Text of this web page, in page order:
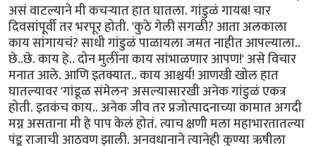
असं वाटल्याने मी कचऱ्यात हात घातला. गांडुळं गायब! चार
दिवसांपूर्वी तर भरपूर होती. 'कुठे गेली सगळी? आता अलकाला
काय सांगायचं? साधी गांडुळं पाळायला जमत नाहीत आपल्याला..
छे..छे. काय हे.. दोन मुलींना काय सांभाळणार आपण!' असे विचार
मनात आले. आणि इतक्यात.. काय आश्चर्य! आणखी खोल हात
घातल्यावर 'गांडूळ संमेलन' असल्यासारखी अनेक गांडुळं एकत्र
होती. इतकंच काय.. अनेक जीव तर प्रजोत्पादनाच्या कामात अगदी
मग्न असताना मी हे पाप केलं होतं. त्याच क्षणी मला महाभारतातल्या
पंडू राजाची आठवण झाली. अनवधानाने त्यानेही कुण्या ऋषीला